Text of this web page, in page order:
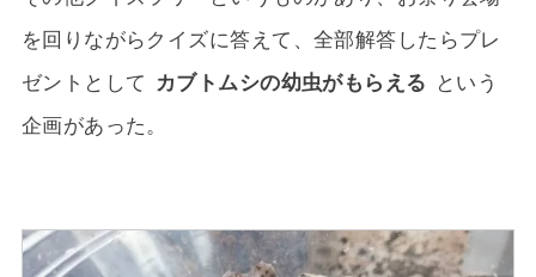
を回りながらクイズに答えて、全部解答したらプレ
ゼントとして カブトムシの幼虫がもらえる という
企画があった。